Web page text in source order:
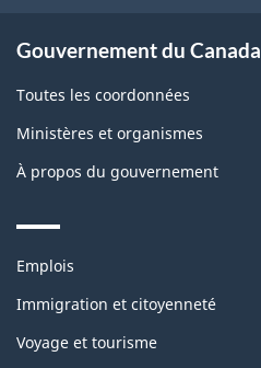
Gouvernement du Canada
Toutes les coordonnées
Ministères et organismes
À propos du gouvernement
Themes
topics
Emplois
Immigration et citoyenneté
Voyage et tourisme